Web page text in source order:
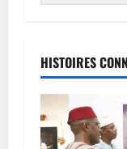
HISTOIRES